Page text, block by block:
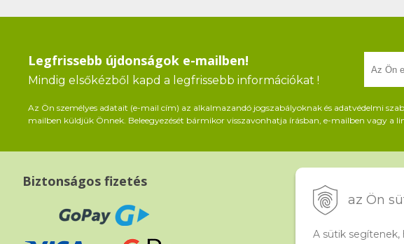
az Ön
A sütik segítenek,
Legfrissebb újdonságok e-mailben!
Mindig elsőkézből kapd a legfrissebb információkat !
Az Ön személyes adatait (e-mail cím) az alkalmazandó jogszabályoknak és adatvédelmi
mailben küldjük Önnek. Beleegyezését bármikor visszavonhatja írásban, e-mailben vagy
Biztonságos fizetés Információ
Fizetés és
Panasz,